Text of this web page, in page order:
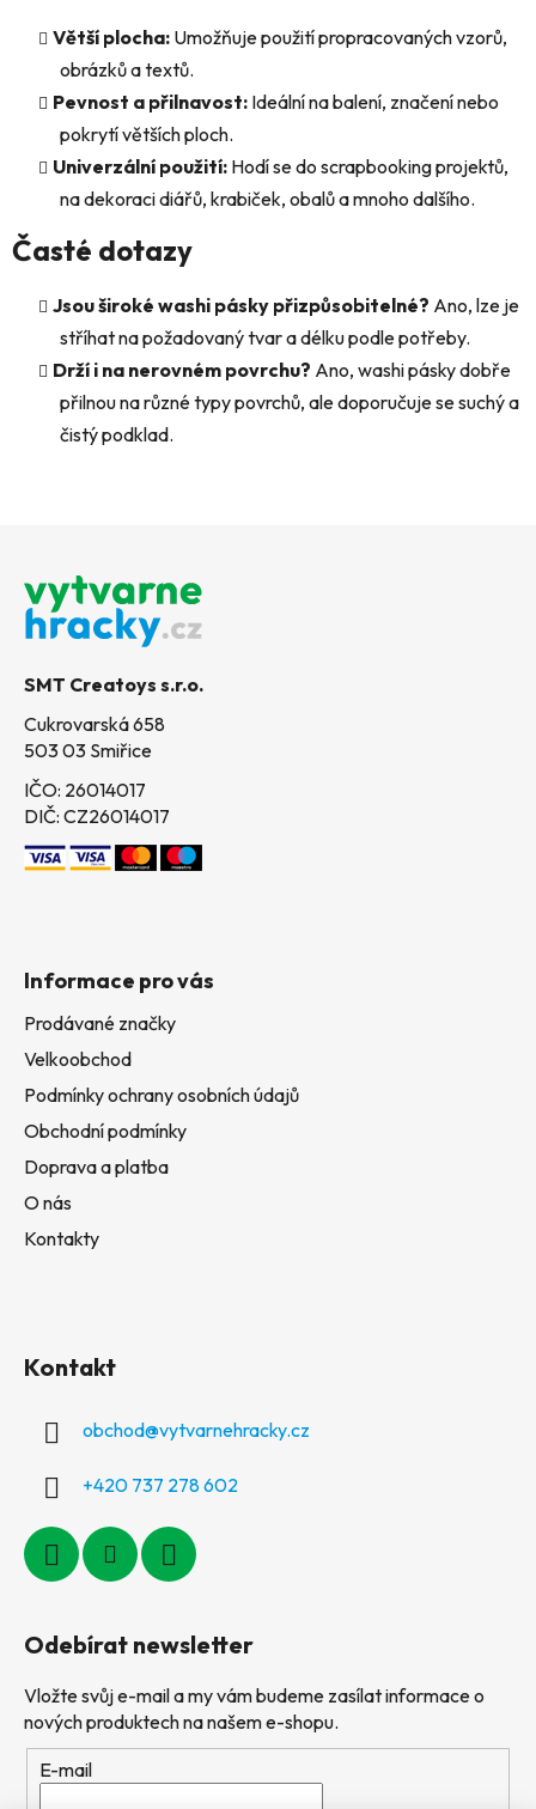
ý
i
u
Větší plocha: Umožňuje použití propracovaných vzorů,
obrázků a textů.
Pevnost a přilnavost: Ideální na balení, značení nebo
pokrytí větších ploch.
Univerzální použití: Hodí se do scrapbooking projektů,
na dekoraci diářů, krabiček, obalů a mnoho dalšího.
Časté dotazy
Jsou široké washi pásky přizpůsobitelné? Ano, lze je
stříhat na požadovaný tvar a délku podle potřeby.
Drží i na nerovném povrchu? Ano, washi pásky dobře
přilnou na různé typy povrchů, ale doporučuje se suchý a
čistý podklad.
SMT Creatoys s.r.o.
Cukrovarská 658
503 03 Smiřice
IČO: 26014017
DIČ: CZ26014017
Informace pro vás
Prodávané značky
Velkoobchod
Podmínky ochrany osobních údajů
Obchodní podmínky
Doprava a platba
O nás
Kontakty
Kontakt
obchod@vytvarnehracky.cz
+420 737 278 602
Odebírat newsletter
Vložte svůj e-mail a my vám budeme zasílat informace o
nových produktech na našem e-shopu.
E-mail